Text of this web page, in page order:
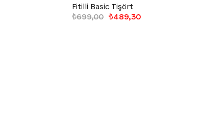
Fitilli Basic Tişört
₺489,30
₺699,00